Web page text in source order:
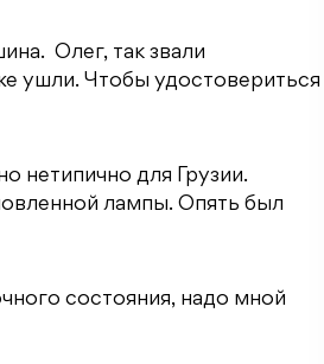
Олег, так звали
ушли. Чтобы удостовериться
нетипично для Грузии.
лампы. Опять был
состояния, надо мной